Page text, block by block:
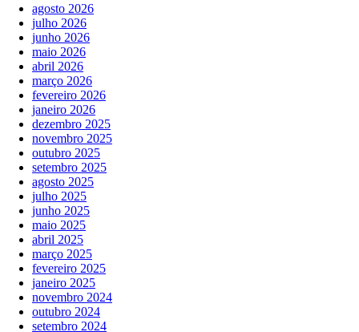
agosto 2026
julho 2026
junho 2026
maio 2026
abril 2026
março 2026
fevereiro 2026
janeiro 2026
dezembro 2025
novembro 2025
outubro 2025
setembro 2025
agosto 2025
julho 2025
junho 2025
maio 2025
abril 2025
março 2025
fevereiro 2025
janeiro 2025
novembro 2024
outubro 2024
setembro 2024